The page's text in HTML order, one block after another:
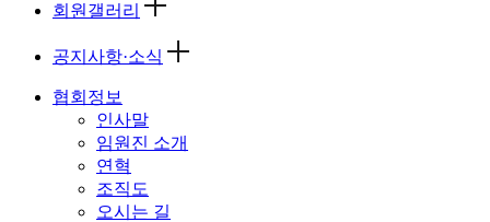
회원갤러리
공지사항·소식
협회정보
인사말
임원진 소개
연혁
조직도
오시는 길